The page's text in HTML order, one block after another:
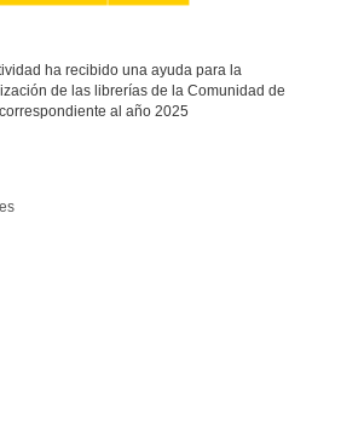
ha recibido una ayuda para la
de las librerías de la Comunidad de
al año 2025